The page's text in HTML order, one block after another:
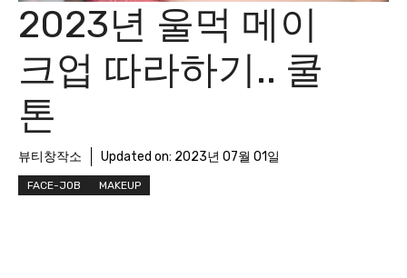
2023년 울먹 메이
크업 따라하기.. 쿨
톤
뷰티창작소 Updated on: 2023년 07월 01일
FACE-JOB MAKEUP